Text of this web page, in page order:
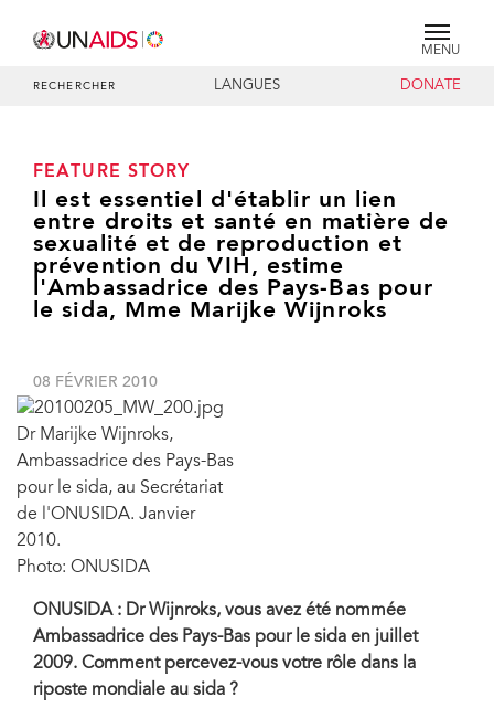
MENU
RECHERCHER LANGUES DONATE
FEATURE STORY
Il est essentiel d'établir un lien
entre droits et santé en matière de
sexualité et de reproduction et
prévention du VIH, estime
l'Ambassadrice des Pays-Bas pour
le sida, Mme Marijke Wijnroks
08 FÉVRIER 2010
Dr Marijke Wijnroks,
Ambassadrice des Pays-Bas
pour le sida, au Secrétariat
de l'ONUSIDA. Janvier
2010.
Photo: ONUSIDA
ONUSIDA : Dr Wijnroks, vous avez été nommée
Ambassadrice des Pays-Bas pour le sida en juillet
2009. Comment percevez-vous votre rôle dans la
riposte mondiale au sida ?